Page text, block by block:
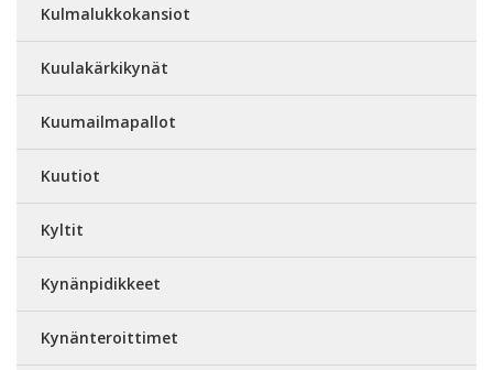
Kulmalukkokansiot
Kuulakärkikynät
Kuumailmapallot
Kuutiot
Kyltit
Kynänpidikkeet
Kynänteroittimet